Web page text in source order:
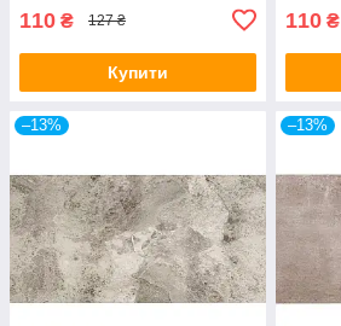
110 ₴ 127 ₴
Купити
110 ₴
–13% –13%